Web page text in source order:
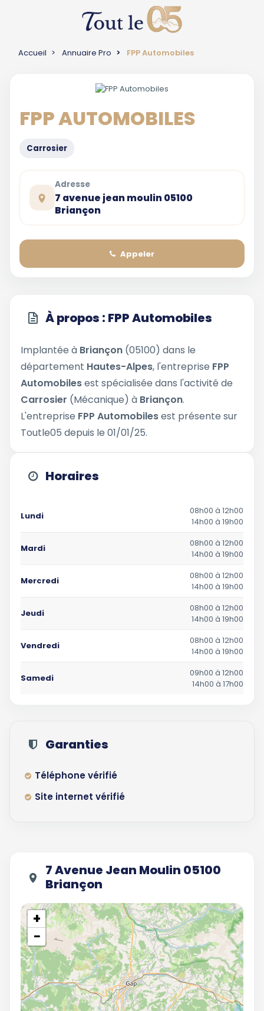
Accueil Annuaire Pro FPP Automobiles
FPP AUTOMOBILES
Carrosier
Adresse
7 avenue jean moulin 05100
Briançon
Appeler
À propos : FPP Automobiles
Implantée à Briançon (05100) dans le
département Hautes-Alpes, l'entreprise FPP
Automobilesest spécialisée dans l'activité de
Carrosier (Mécanique) à Briançon.
L'entreprise FPP Automobilesest présente sur
Toutle05 depuis le 01/01/25.
Horaires
Lundi
08h00 à 12h00
14h00 à 19h00
Mardi
08h00 à 12h00
14h00 à 19h00
Mercredi
08h00 à 12h00
14h00 à 19h00
Jeudi
08h00 à 12h00
14h00 à 19h00
Vendredi
08h00 à 12h00
14h00 à 19h00
Samedi
09h00 à 12h00
14h00 à 17h00
Garanties
Téléphone vérifié
Site internet vérifié
7 Avenue Jean Moulin 05100
Briançon
+
−